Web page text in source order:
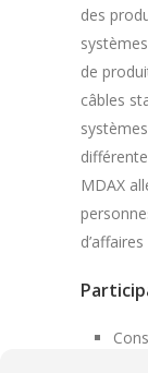
des
de
câbles
MDAX